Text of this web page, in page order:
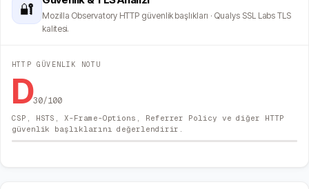
🔐
Mozilla Observatory HTTP güvenlik başlıkları · Qualys SSL Labs TLS
kalitesi.
HTTP GÜVENLIK NOTU
D30/100
CSP, HSTS, X-Frame-Options, Referrer Policy ve diğer HTTP
güvenlik başlıklarını değerlendirir.